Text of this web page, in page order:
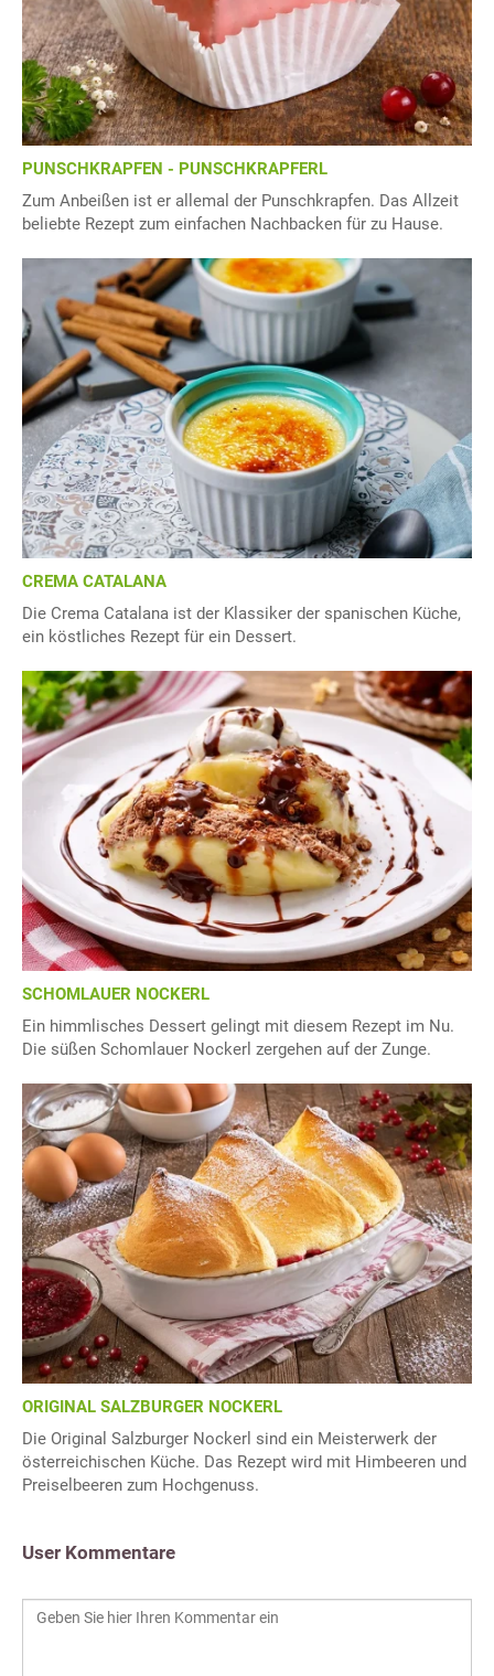
PUNSCHKRAPFEN - PUNSCHKRAPFERL
Zum Anbeißen ist er allemal der Punschkrapfen. Das Allzeit
beliebte Rezept zum einfachen Nachbacken für zu Hause.
CREMA CATALANA
Die Crema Catalana ist der Klassiker der spanischen Küche,
ein köstliches Rezept für ein Dessert.
SCHOMLAUER NOCKERL
Ein himmlisches Dessert gelingt mit diesem Rezept im Nu.
Die süßen Schomlauer Nockerl zergehen auf der Zunge.
ORIGINAL SALZBURGER NOCKERL
Die Original Salzburger Nockerl sind ein Meisterwerk der
österreichischen Küche. Das Rezept wird mit Himbeeren und
Preiselbeeren zum Hochgenuss.
User Kommentare